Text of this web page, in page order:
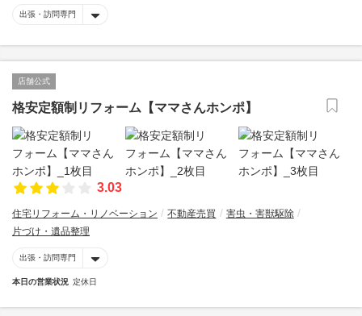
出張・訪問専門
店舗公式
格安定額制リフォーム【ママさんホンポ】
3.03
住宅リフォーム・リノベーション 不動産売買
害虫・害獣駆除
片づけ・遺品整理
出張・訪問専門
本日の営業状況 定休日